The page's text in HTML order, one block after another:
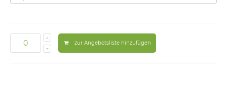
zur Angebotsliste hinzufügen